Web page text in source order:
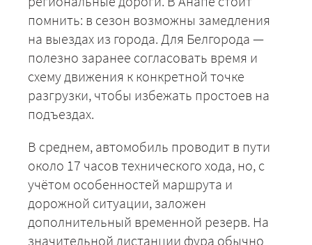
помнить: в сезон возможны замедления
на выездах из города. Для Белгорода —
полезно заранее согласовать время и
схему движения к конкретной точке
разгрузки, чтобы избежать простоев на
подъездах.
В среднем, автомобиль проводит в пути
около 17 часов технического хода, но, с
учётом особенностей маршрута и
дорожной ситуации, заложен
дополнительный временной резерв. На
значительной дистанции фура обычно